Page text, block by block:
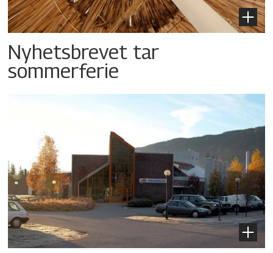
Nyhetsbrevet tar
sommerferie